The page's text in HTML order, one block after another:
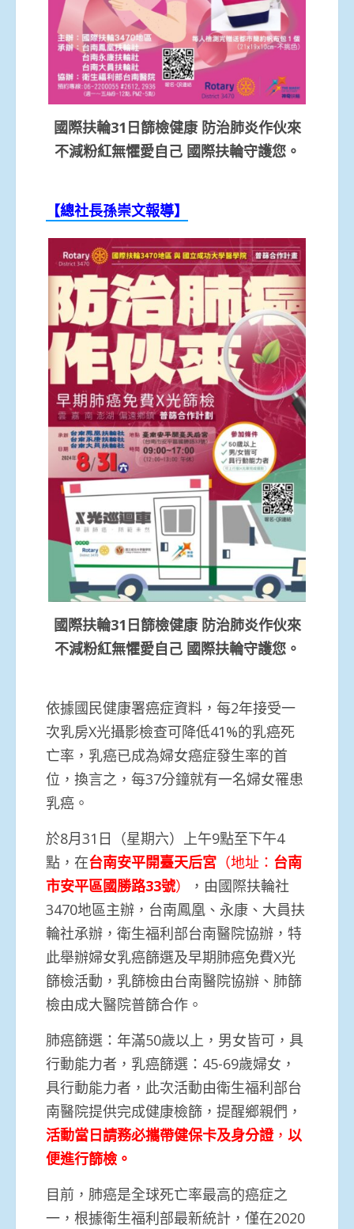
國際扶輪31日篩檢健康 防治肺炎作伙來
不減粉紅無懼愛自己 國際扶輪守護您。
【總社長孫崇文報導】
國際扶輪31日篩檢健康 防治肺炎作伙來
不減粉紅無懼愛自己 國際扶輪守護您。
依據國民健康署癌症資料，每2年接受一
次乳房X光攝影檢查可降低41%的乳癌死
亡率，乳癌已成為婦女癌症發生率的首
位，換言之，每37分鐘就有一名婦女罹患
乳癌。
於8月31日（星期六）上午9點至下午4
點，在台南安平開臺天后宮 （地址： 台南
市安平區國勝路33號）
，由國際扶輪社
3470地區主辦，台南鳳凰、永康、大員扶
輪社承辦，衛生福利部台南醫院協辦，特
此舉辦婦女乳癌篩選及早期肺癌免費X光
篩檢活動，乳篩檢由台南醫院協辦、肺篩
檢由成大醫院普篩合作。
肺癌篩選：年滿50歲以上，男女皆可，具
行動能力者，乳癌篩選：45-69歲婦女，
具行動能力者，此次活動由衛生福利部台
南醫院提供完成健康檢篩，提醒鄉親們，
活動當日請務必攜帶健保卡及身分證， 以
便進行篩檢。
目前，肺癌是全球死亡率最高的癌症之
一，根據衛生福利部最新統計，僅在2020